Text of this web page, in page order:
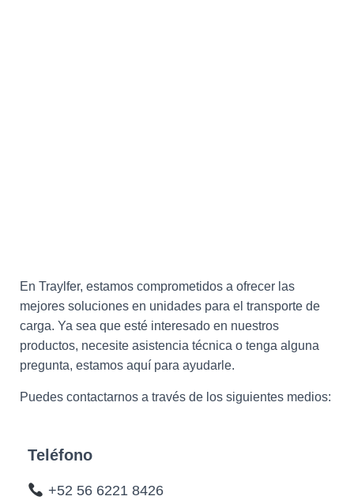
En Traylfer, estamos comprometidos a ofrecer las
mejores soluciones en unidades para el transporte de
carga. Ya sea que esté interesado en nuestros
productos, necesite asistencia técnica o tenga alguna
pregunta, estamos aquí para ayudarle.
Puedes contactarnos a través de los siguientes medios:
Teléfono
+52 56 6221 8426